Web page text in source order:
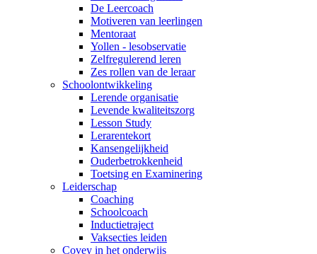
De Leercoach
Motiveren van leerlingen
Mentoraat
Yollen - lesobservatie
Zelfregulerend leren
Zes rollen van de leraar
Schoolontwikkeling
Lerende organisatie
Levende kwaliteitszorg
Lesson Study
Lerarentekort
Kansengelijkheid
Ouderbetrokkenheid
Toetsing en Examinering
Leiderschap
Coaching
Schoolcoach
Inductietraject
Vaksecties leiden
Covey in het onderwijs